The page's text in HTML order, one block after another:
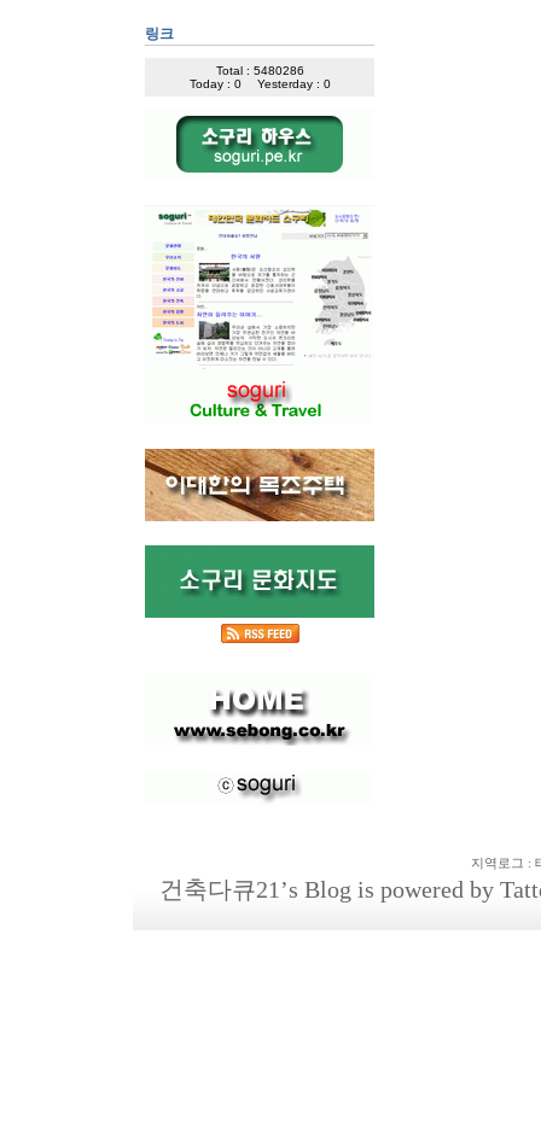
링크
Total : 5480286
Today : 0
Yesterday : 0
지역로그 :
건축다큐21 ’s Blog is powered by